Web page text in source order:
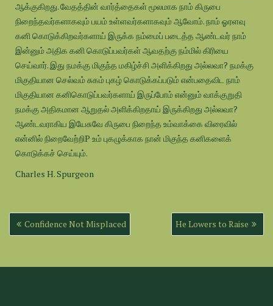
ஆக்குகிறது. வேதத்தின் வார்த்தைகள் மூலமாக நாம் கிருபை
நிறைந்தவர்களாகவும் பயம் உள்ளவர்களாகவும் ஆவோம். நாம் ஓரளவு
கனி கொடுக்கிறவர்களாய் இருக்க நம்மைப் படைத்த ஆண்டவர் நாம்
இன்னும் அதிக கனி கொடுப்பவர்கள் ஆவதற்கு நம்மில் கிரியை
செய்வார். இது நமக்கு மிகுந்த மகிழ்ச்சி அளிக்கிறது அல்லவா? நமக்கு
மிகுதியான செல்வம் சுகம் புகழ் கொடுக்கப்படும் என்பதைவிட நாம்
மிகுதியான கனிகொடுப்பவர்களாய் இருப்போம் என்னும் வாக்குறுதி
நமக்கு அதிகமான ஆறுதல் அளிக்கிறதாய் இருக்கிறது அல்லவா?
ஆண்டவராகிய இயேசுவே கிருபை நிறைந்த உம்வாக்கை விரைவில்
என்னில் நிறைவேற்றிP உம் புகழுக்காக நான் மிகுந்த கனிகளைக்
கொடுக்கச் செய்யும்.
Charles H. Spurgeon
Post
navigation
Confidence Not Misplaced He Lowers to Raise